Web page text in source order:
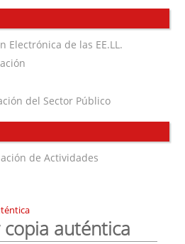
Electrónica de las EE.LL.
del Sector Público
de Actividades
auténtica